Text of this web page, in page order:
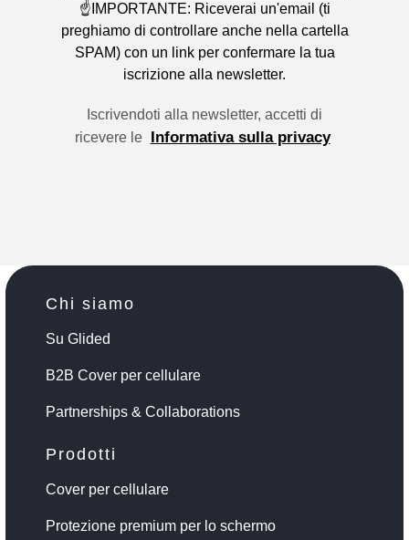
☝️IMPORTANTE: Riceverai un'email (ti
preghiamo di controllare anche nella cartella
SPAM) con un link per confermare la tua
iscrizione alla newsletter.
Iscrivendoti alla newsletter, accetti di
ricevere le
Informativa sulla privacy
Chi siamo
Su Glided
B2B Cover per cellulare
Partnerships & Collaborations
Prodotti
Cover per cellulare
Protezione premium per lo schermo